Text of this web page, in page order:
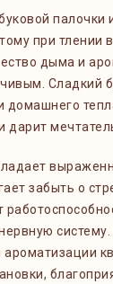
палочки
при тлении
дыма и
Сладкий
домашнего
дарит
забыть о